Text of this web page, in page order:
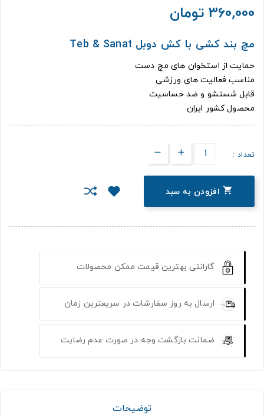
360,000 تومان
مچ بند کشی با کش دوبل Teb & Sanat
حمایت از استخوان های مچ دست
مناسب فعالیت های ورزشی
قابل شستشو و ضد حساسیت
محصول کشور ایران
تعداد :
 افزودن به سبد
گارانتی بهترین قیمت ممکن محصولات
ارسال به روز سفارشات در سریعترین زمان
ضمانت بازگشت وجه در صورت عدم رضایت
توضیحات